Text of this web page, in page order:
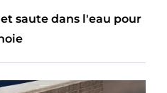
saute dans l'eau pour